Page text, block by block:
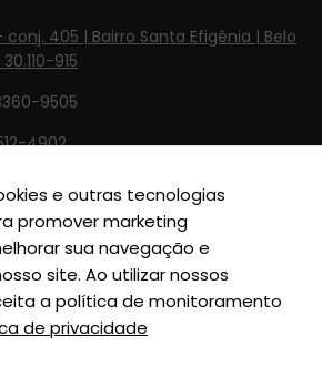
405 | Bairro Santa Efigênia | Belo
915
9505
4902‬
Segunda à Sexta de 8h às 18h
e outras tecnologias
promover marketing
sua navegação e
site. Ao utilizar nossos
a política de monitoramento
de privacidade
melhorar a
e estrutura do
site, com base
na forma
como o site é
usado.